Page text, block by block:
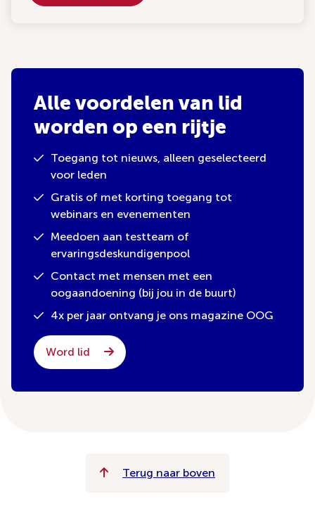
Alle voordelen van lid
worden op een rijtje
Toegang tot nieuws, alleen geselecteerd
voor leden
Gratis of met korting toegang tot
webinars en evenementen
Meedoen aan testteam of
ervaringsdeskundigenpool
Contact met mensen met een
oogaandoening (bij jou in de buurt)
4x per jaar ontvang je ons magazine OOG
Word lid
Terug naar boven